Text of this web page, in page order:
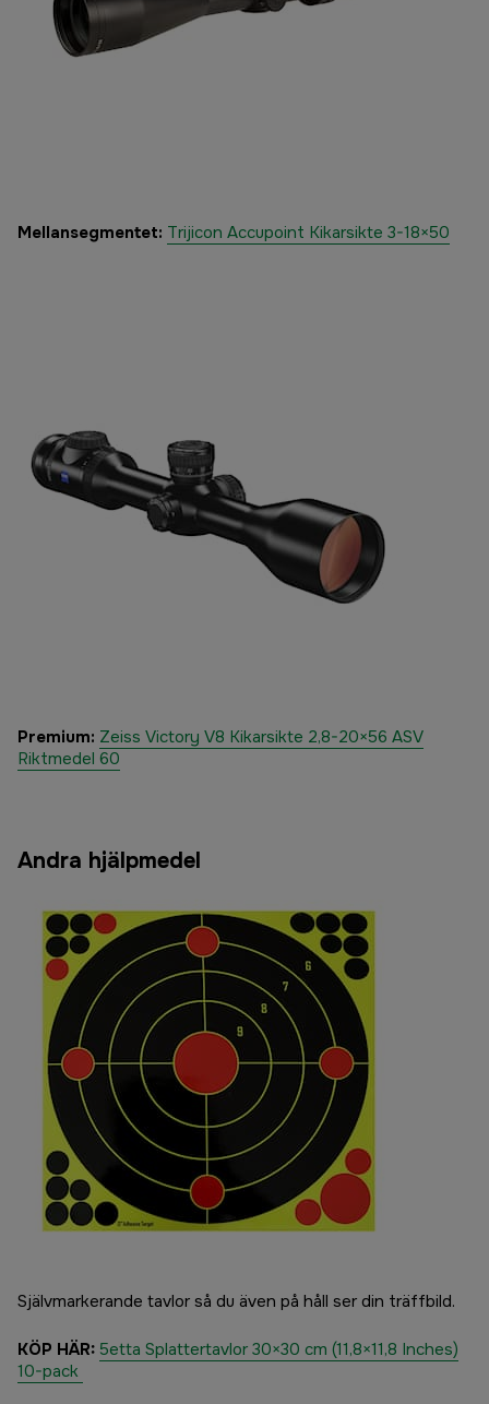
Mellansegmentet: Trijicon Accupoint Kikarsikte 3-18×50
Premium: Zeiss Victory V8 Kikarsikte 2,8-20×56 ASV
Riktmedel 60
Andra hjälpmedel
Självmarkerande tavlor så du även på håll ser din träffbild.
KÖP HÄR: 5etta Splattertavlor 30×30 cm (11,8×11,8 Inches)
10-pack